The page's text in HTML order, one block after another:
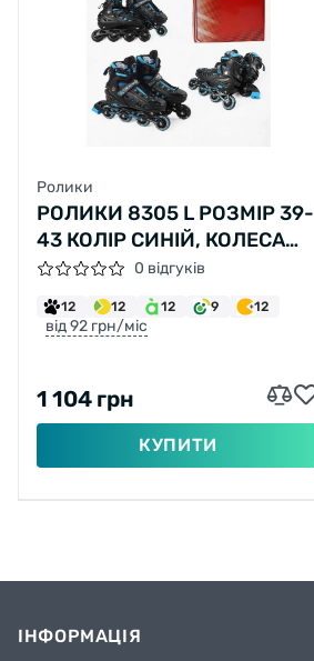
Ролики
РОЛИКИ 8305 L РОЗМІР 39-
43 КОЛІР СИНІЙ, КОЛЕСА
PU, D – 9 СМ, АЛЮМІНІЄВА
РАМА, ГАЛЬМА,
ПІДШИПНИК ABEC-7
0 відгуків
12 12 12 9 12
від 92 грн/міс
1 104 грн
КУПИТИ
ІНФОРМАЦІЯ